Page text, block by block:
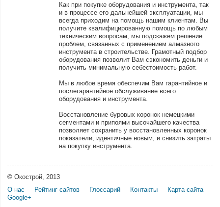
Как при покупке оборудования и инструмента, так
и в процессе его дальнейшей эксплуатации, мы
всегда приходим на помощь нашим клиентам. Вы
получите квалифицированную помощь по любым
техническим вопросам, мы подскажем решение
проблем, связанных с применением алмазного
инструмента в строительстве. Грамотный подбор
оборудования позволит Вам сэкономить деньги и
получить минимальную себестоимость работ.
Мы в любое время обеспечим Вам гарантийное и
послегарантийное обслуживание всего
оборудования и инструмента.
Восстановление буровых коронок немецкими
сегментами и припоями высочайшего качества
позволяет сохранить у восстановленных коронок
показатели, идентичные новым, и снизить затраты
на покупку инструмента.
© Окострой, 2013
О нас
Рейтинг сайтов Глоссарий Контакты
Карта сайта
Google+